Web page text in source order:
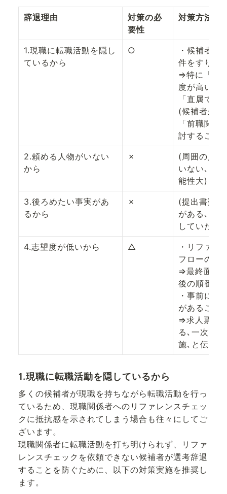
辞退理由
対策の必
要性
対策方法
1.現職に転職活動を隠し
ているから
○
・候補者へ
件をすり合
⇒特に「現
度が高いた
「直属でな
(候補者が
「前職関係
討すること
2.頼める人物がいない
から
✗
(周囲の人
いない､円
能性大)
3.後ろめたい事実があ
るから
✗
(提出書類
がある､社
していた等
4.志望度が低いから △
・リファレ
フローの終
⇒最終面接
後の順番で
・事前にリ
があること
⇒求人票の
る､一次面
施､と伝え
1.現職に転職活動を隠しているから
多くの候補者が現職を持ちながら転職活動を行っ
ているため、現職関係者へのリファレンスチェッ
クに抵抗感を示されてしまう場合も往々にしてご
ざいます。
現職関係者に転職活動を打ち明けられず、リファ
レンスチェックを依頼できない候補者が選考辞退
することを防ぐために、以下の対策実施を推奨し
ます。